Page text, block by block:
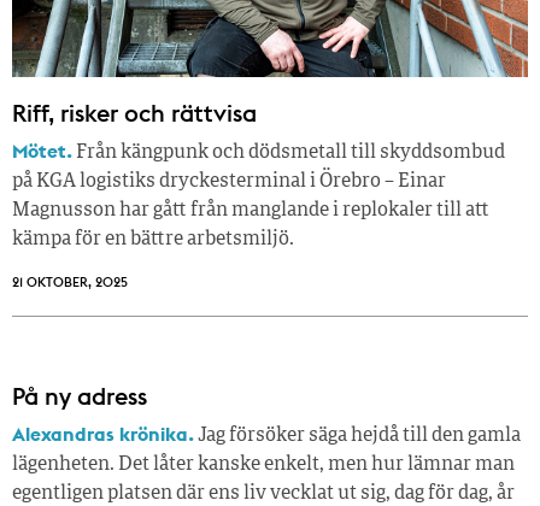
Riff, risker och rättvisa
Mötet. Från kängpunk och dödsmetall till skyddsombud
på KGA logistiks dryckesterminal i Örebro – Einar
Magnusson har gått från manglande i replokaler till att
kämpa för en bättre arbetsmiljö.
21 OKTOBER, 2025
På ny adress
Alexandras krönika.Jag försöker säga hejdå till den gamla
lägenheten. Det låter kanske enkelt, men hur lämnar man
egentligen platsen där ens liv vecklat ut sig, dag för dag, år